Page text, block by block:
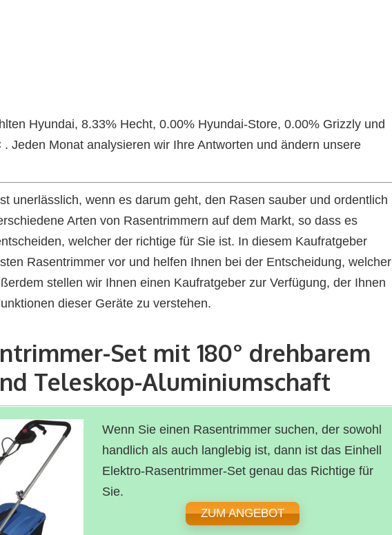
Hyundai, 8.33% Hecht, 0.00% Hyundai-Store, 0.00% Grizzly und
Jeden Monat analysieren wir Ihre Antworten und ändern unsere
unerlässlich, wenn es darum geht, den Rasen sauber und ordentlich
Arten von Rasentrimmern auf dem Markt, so dass es
welcher der richtige für Sie ist. In diesem Kaufratgeber
Rasentrimmer vor und helfen Ihnen bei der Entscheidung, welcher
stellen wir Ihnen einen Kaufratgeber zur Verfügung, der Ihnen
dieser Geräte zu verstehen.
Set mit 180° drehbarem
Teleskop-Aluminiumschaft
Wenn Sie einen Rasentrimmer suchen, der sowohl
handlich als auch langlebig ist, dann ist das Einhell
Elektro-Rasentrimmer-Set genau das Richtige für
Sie.
ZUM ANGEBOT